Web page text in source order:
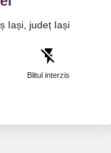
Iași, județ Iași
Blitul interzis